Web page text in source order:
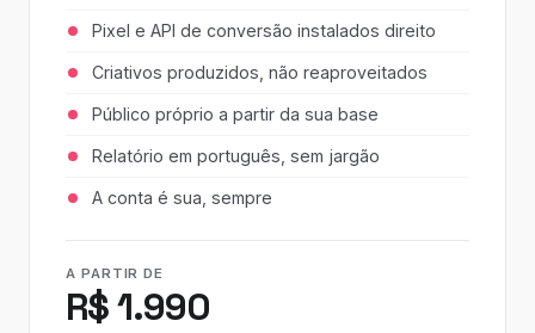
Pixel e API de conversão instalados direito
Criativos produzidos, não reaproveitados
Público próprio a partir da sua base
Relatório em português, sem jargão
A conta é sua, sempre
A PARTIR DE
R$ 1.990